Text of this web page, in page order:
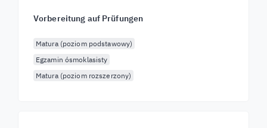
Vorbereitung auf Prüfungen
Matura (poziom podstawowy)
Egzamin ósmoklasisty
Matura (poziom rozszerzony)